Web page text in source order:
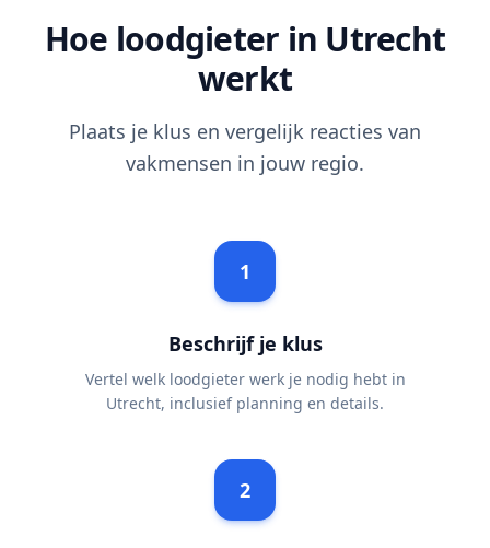
Hoe loodgieter in Utrecht
werkt
Plaats je klus en vergelijk reacties van
vakmensen in jouw regio.
1
Beschrijf je klus
Vertel welk loodgieter werk je nodig hebt in
Utrecht, inclusief planning en details.
2